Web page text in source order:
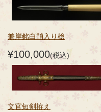
兼岸銘白鞘入り槍
¥100,000(税込)
文官短剣拵え